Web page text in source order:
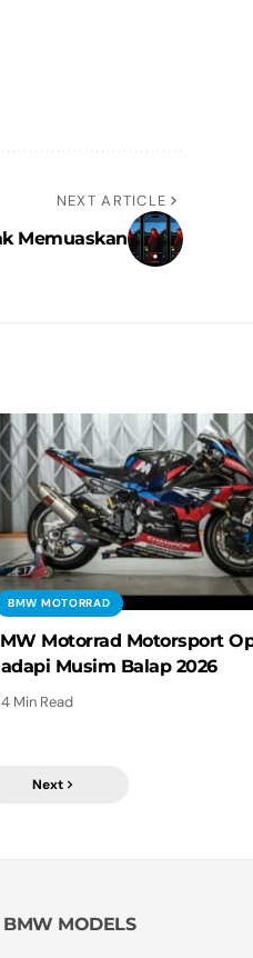
NEXT ARTICLE
Memuaskan
BMW MOTORRAD
Motorrad Motorsport
Musim Balap 2026
4 Min Read
Next
BMW MODELS